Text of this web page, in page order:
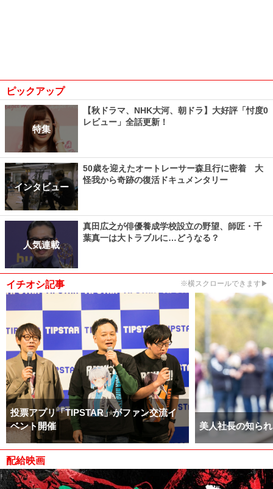
ピックアップ
特集
【秋ドラマ、NHK大河、朝ドラ】大好評「忖度0
レビュー」全話更新！
インタビュー
50歳を迎えたオートレーサー森且行に密着 大
怪我から奇跡の復活ドキュメンタリー
人気連載
真田広之が俳優養成学校設立の野望、師匠・千
葉真一は大トラブルに…どうなる？
イチオシ記事 ※横スクロールできます▶
投票アプリ「TIPSTAR」がファン交流イ
ベント開催
美人社長の知ら
配給映画